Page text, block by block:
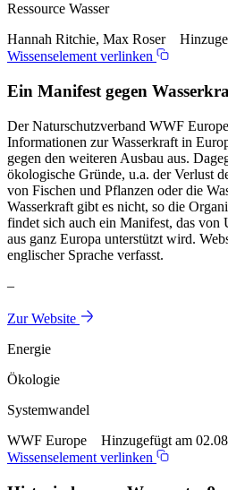
Ressource Wasser
Hannah Ritchie, Max Roser
Wissenselement verlinken
Ein Manifest gegen
Der Naturschutzverband WWF
Informationen zur Wasserkraft in
gegen den weiteren Ausbau aus.
ökologische Gründe, u.a. der Verlust
von Fischen und Pflanzen oder die
Wasserkraft gibt es nicht, so die
findet sich auch ein Manifest, das von
aus ganz Europa unterstützt wird.
englischer Sprache verfasst.
–
Zur Website
Energie
Ökologie
Systemwandel
WWF Europe Hinzugefügt am
Wissenselement verlinken